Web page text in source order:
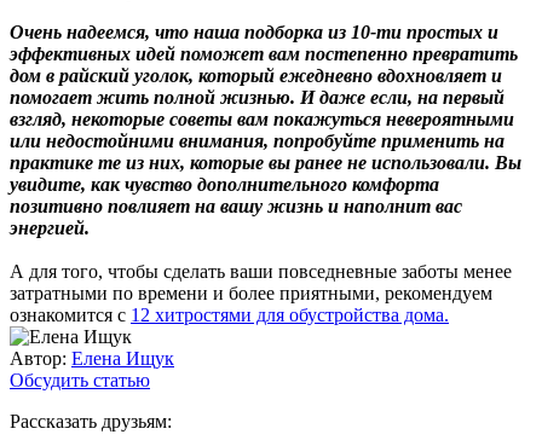
Очень надеемся, что наша подборка из 10-ти простых и
эффективных идей поможет вам постепенно превратить
дом в райский уголок, который ежедневно вдохновляет и
помогает жить полной жизнью. И даже если, на первый
взгляд, некоторые советы вам покажуться невероятными
или недостойними внимания, попробуйте применить на
практике те из них, которые вы ранее не использовали. Вы
увидите, как чувство дополнительного комфорта
позитивно повлияет на вашу жизнь и наполнит вас
энергией.
А для того, чтобы сделать ваши повседневные заботы менее
затратными по времени и более приятными, рекомендуем
ознакомится с 12 хитростями для обустройства дома.
Автор: Елена Ищук
Обсудить статью
Рассказать друзьям: